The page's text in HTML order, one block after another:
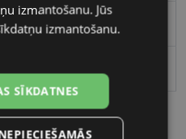
izmantošanu. Jūs
izmantošanu.
SĪKDATNES